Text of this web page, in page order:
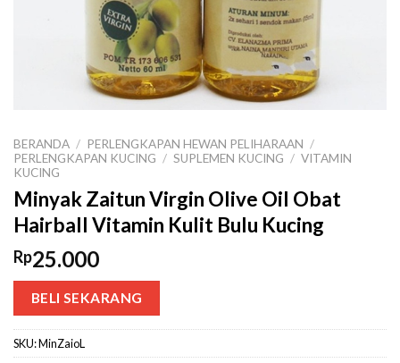
BERANDA / PERLENGKAPAN HEWAN PELIHARAAN /
PERLENGKAPAN KUCING / SUPLEMEN KUCING / VITAMIN
KUCING
Minyak Zaitun Virgin Olive Oil Obat
Hairball Vitamin Kulit Bulu Kucing
Rp25.000
BELI SEKARANG
SKU:MinZaioL